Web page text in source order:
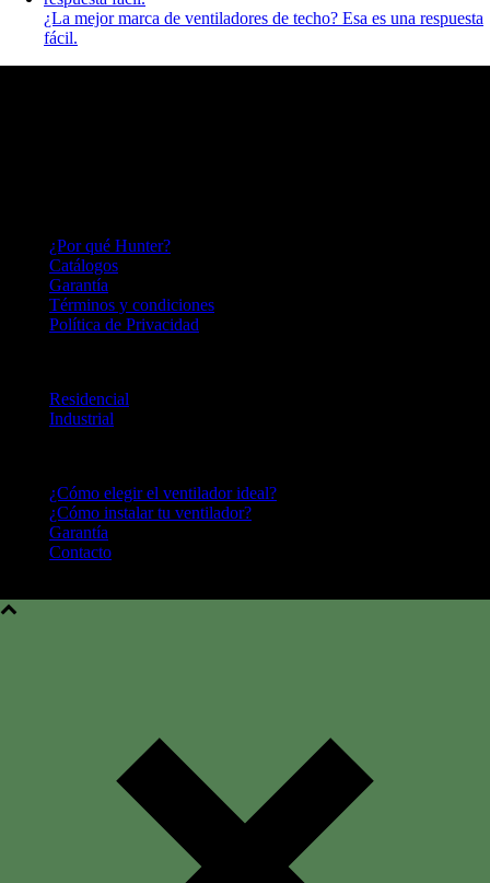
¿La mejor marca de ventiladores de techo? Esa es una respuesta
fácil.
¿Por qué Hunter?
Catálogos
Garantía
Términos y condiciones
Política de Privacidad
Residencial
Industrial
¿Cómo elegir el ventilador ideal?
¿Cómo instalar tu ventilador?
Garantía
Contacto